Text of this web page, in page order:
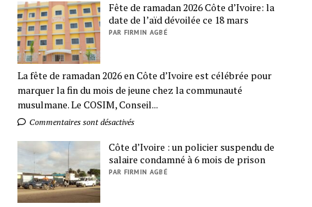
Fête de ramadan 2026 Côte d’Ivoire: la
date de l’aïd dévoilée ce 18 mars
PAR FIRMIN AGBÉ
La fête de ramadan 2026 en Côte d’Ivoire est célébrée pour
marquer la fin du mois de jeune chez la communauté
musulmane. Le COSIM, Conseil...
Commentaires sont désactivés
Côte d’Ivoire : un policier suspendu de
salaire condamné à 6 mois de prison
PAR FIRMIN AGBÉ